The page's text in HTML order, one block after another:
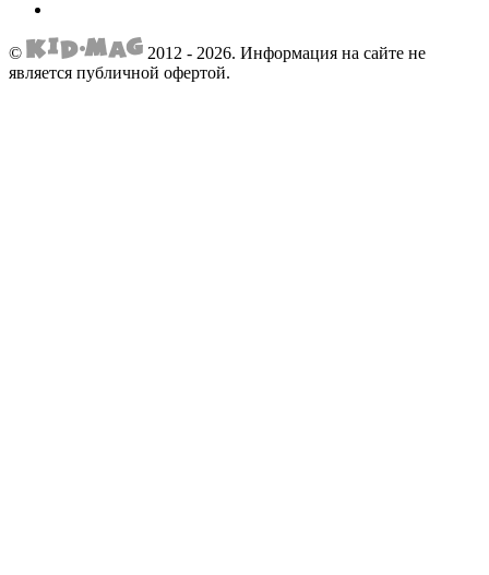
© 2012 - 2026. Информация на сайте не
является публичной офертой.